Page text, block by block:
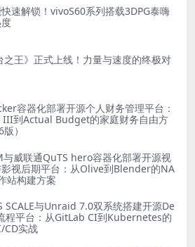
速解锁！vivoS60系列搭载3DPG泰嗨
之王》正式上线！力量与速度的终极对
容器化部署开源个人财务管理平台：
III到Actual Budget的家庭财务自由方
）
与威联通QuTS hero容器化部署开源视
视后期平台：从Olive到Blender的NA
站构建方案
SCALE与Unraid 7.0双系统搭建开源De
程平台：从GitLab CI到Kubernetes的
CD实战